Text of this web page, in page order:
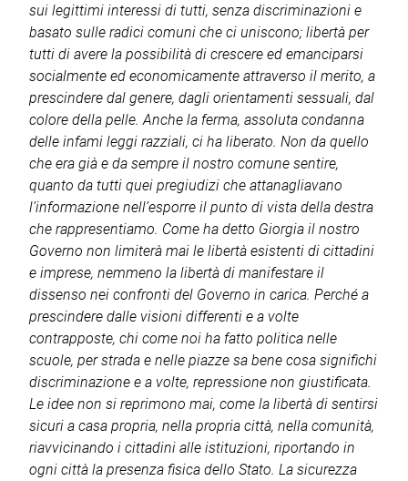
sui legittimi interessi di tutti, senza discriminazioni e
basato sulle radici comuni che ci uniscono; libertà per
tutti di avere la possibilità di crescere ed emanciparsi
socialmente ed economicamente attraverso il merito, a
prescindere dal genere, dagli orientamenti sessuali, dal
colore della pelle. Anche la ferma, assoluta condanna
delle infami leggi razziali, ci ha liberato. Non da quello
che era già e da sempre il nostro comune sentire,
quanto da tutti quei pregiudizi che attanagliavano
l’informazione nell’esporre il punto di vista della destra
che rappresentiamo. Come ha detto Giorgia il nostro
Governo non limiterà mai le libertà esistenti di cittadini
e imprese, nemmeno la libertà di manifestare il
dissenso nei confronti del Governo in carica. Perché a
prescindere dalle visioni differenti e a volte
contrapposte, chi come noi ha fatto politica nelle
scuole, per strada e nelle piazze sa bene cosa significhi
discriminazione e a volte, repressione non giustificata.
Le idee non si reprimono mai, come la libertà di sentirsi
sicuri a casa propria, nella propria città, nella comunità,
riavvicinando i cittadini alle istituzioni, riportando in
ogni città la presenza fisica dello Stato. La sicurezza